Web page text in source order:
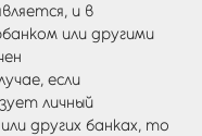
и в
или другими
если
личный
других банках, то